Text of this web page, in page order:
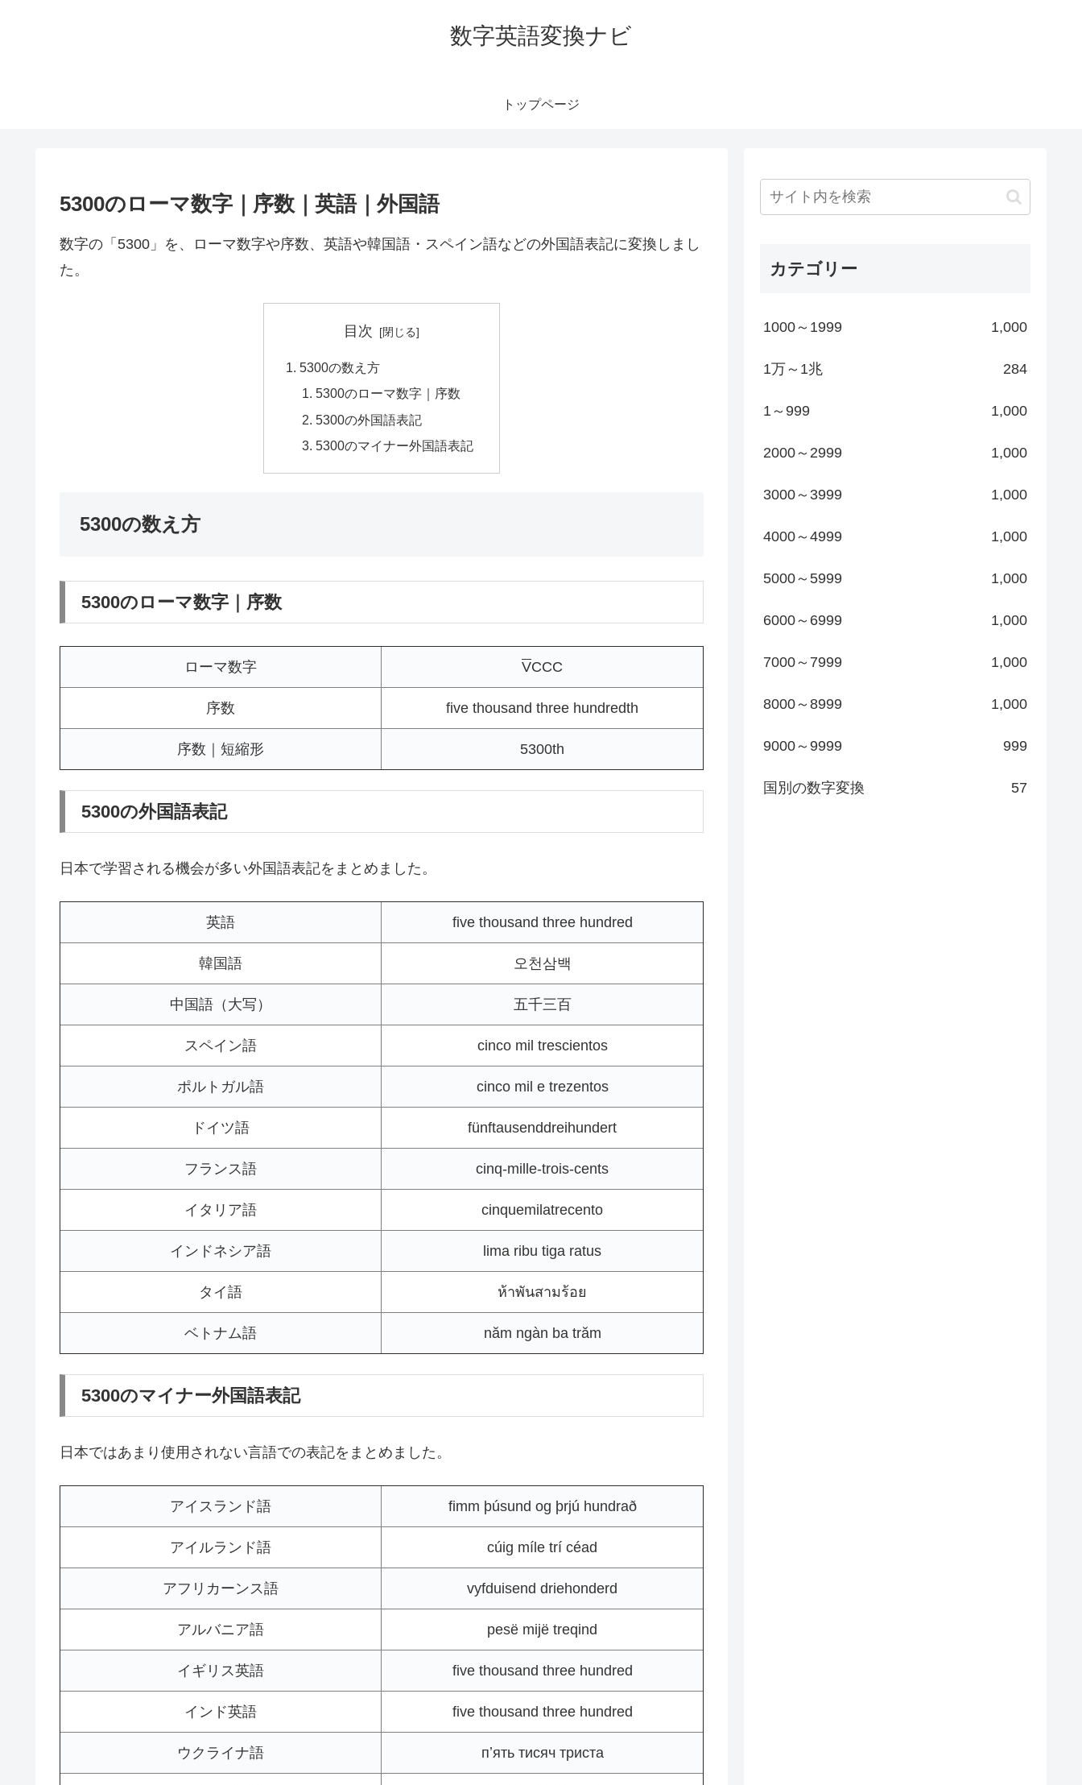
数字英語変換ナビ
トップページ
5300のローマ数字｜序数｜英語｜外国語
数字の「5300」を、ローマ数字や序数、英語や韓国語・スペイン語などの外国語表記に変換しまし
た。
目次
5300の数え方
5300のローマ数字｜序数
5300の外国語表記
5300のマイナー外国語表記
5300の数え方
5300のローマ数字｜序数
ローマ数字 VCCC
序数 five thousand three hundredth
序数｜短縮形 5300th
5300の外国語表記
日本で学習される機会が多い外国語表記をまとめました。
英語 five thousand three hundred
韓国語 오천삼백
中国語（大写） 五千三百
スペイン語 cinco mil trescientos
ポルトガル語 cinco mil e trezentos
ドイツ語 fünftausenddreihundert
フランス語 cinq-mille-trois-cents
イタリア語 cinquemilatrecento
インドネシア語 lima ribu tiga ratus
タイ語 ห้าพันสามร้อย
ベトナム語 năm ngàn ba trăm
5300のマイナー外国語表記
日本ではあまり使用されない言語での表記をまとめました。
アイスランド語 fimm þúsund og þrjú hundrað
アイルランド語 cúig míle trí céad
アフリカーンス語 vyfduisend driehonderd
アルバニア語 pesë mijë treqind
イギリス英語 five thousand three hundred
インド英語 five thousand three hundred
ウクライナ語 пʼять тисяч триста
カテゴリー
1000～1999 1,000
1万～1兆 284
1～999 1,000
2000～2999 1,000
3000～3999 1,000
4000～4999 1,000
5000～5999 1,000
6000～6999 1,000
7000～7999 1,000
8000～8999 1,000
9000～9999 999
国別の数字変換 57